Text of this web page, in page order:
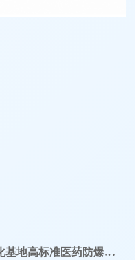
贝达药业（嵊州）创新药产业化基地高标准医药防爆冷库建造工程案例